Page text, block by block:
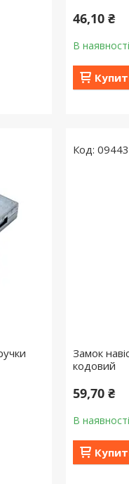
46,10 ₴
В наявності
09443
Замок
кодовий
59,70 ₴
В наявності